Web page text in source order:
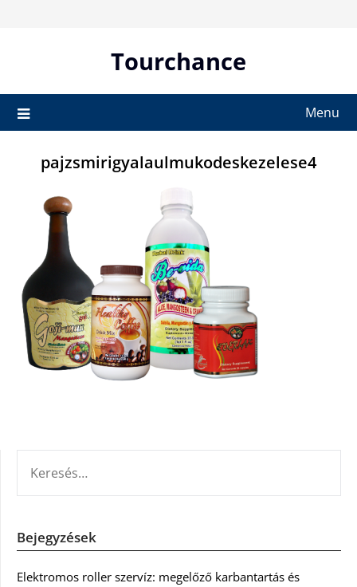
Tourchance
Menu
pajzsmirigyalaulmukodeskezelese4
Bejegyzések
Elektromos roller szervíz: megelőző karbantartás és